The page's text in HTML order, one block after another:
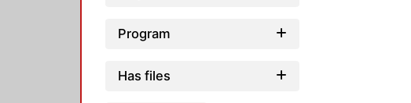
Program
Has files